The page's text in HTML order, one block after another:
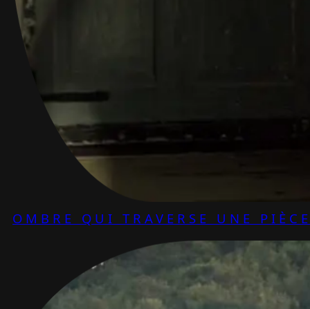
OMBRE QUI TRAVERSE UNE